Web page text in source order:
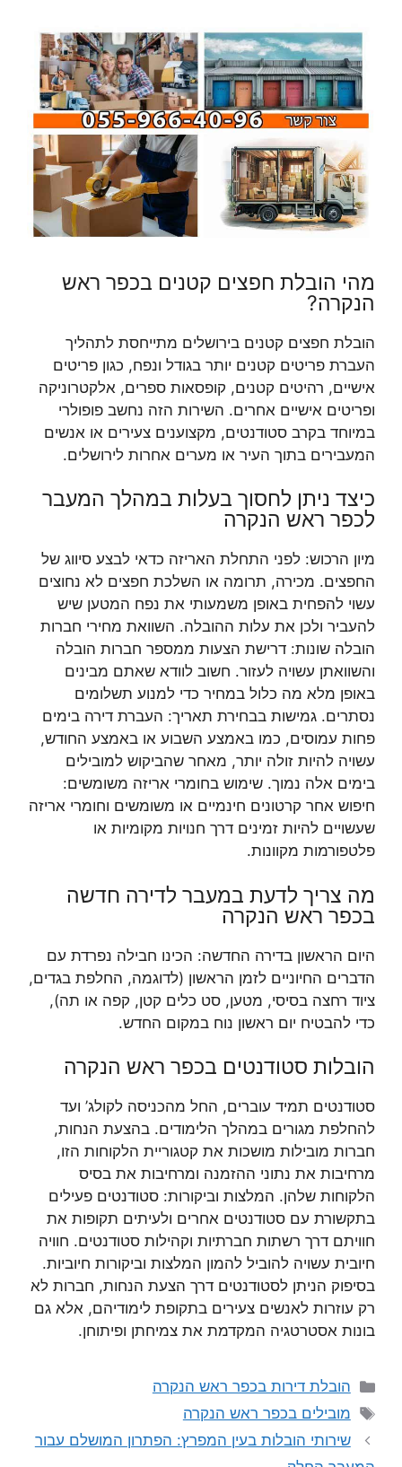
מהי הובלת חפצים קטנים בכפר ראש
הנקרה?
הובלת חפצים קטנים בירושלים מתייחסת לתהליך
העברת פריטים קטנים יותר בגודל ונפח, כגון פריטים
אישיים, רהיטים קטנים, קופסאות ספרים, אלקטרוניקה
ופריטים אישיים אחרים. השירות הזה נחשב פופולרי
במיוחד בקרב סטודנטים, מקצוענים צעירים או אנשים
המעבירים בתוך העיר או מערים אחרות לירושלים.
כיצד ניתן לחסוך בעלות במהלך המעבר
לכפר ראש הנקרה
מיון הרכוש: לפני התחלת האריזה כדאי לבצע סיווג של
החפצים. מכירה, תרומה או השלכת חפצים לא נחוצים
עשוי להפחית באופן משמעותי את נפח המטען שיש
להעביר ולכן את עלות ההובלה. השוואת מחירי חברות
הובלה שונות: דרישת הצעות ממספר חברות הובלה
והשוואתן עשויה לעזור. חשוב לוודא שאתם מבינים
באופן מלא מה כלול במחיר כדי למנוע תשלומים
נסתרים. גמישות בבחירת תאריך: העברת דירה בימים
פחות עמוסים, כמו באמצע השבוע או באמצע החודש,
עשויה להיות זולה יותר, מאחר שהביקוש למובילים
בימים אלה נמוך. שימוש בחומרי אריזה משומשים:
חיפוש אחר קרטונים חינמיים או משומשים וחומרי אריזה
שעשויים להיות זמינים דרך חנויות מקומיות או
פלטפורמות מקוונות.
מה צריך לדעת במעבר לדירה חדשה
בכפר ראש הנקרה
היום הראשון בדירה החדשה: הכינו חבילה נפרדת עם
הדברים החיוניים לזמן הראשון (לדוגמה, החלפת בגדים,
ציוד רחצה בסיסי, מטען, סט כלים קטן, קפה או תה),
כדי להבטיח יום ראשון נוח במקום החדש.
הובלות סטודנטים בכפר ראש הנקרה
סטודנטים תמיד עוברים, החל מהכניסה לקולג’ ועד
להחלפת מגורים במהלך הלימודים. בהצעת הנחות,
חברות מובילות מושכות את קטגוריית הלקוחות הזו,
מרחיבות את נתוני ההזמנה ומרחיבות את בסיס
הלקוחות שלהן. המלצות וביקורות: סטודנטים פעילים
בתקשורת עם סטודנטים אחרים ולעיתים תקופות את
חוויתם דרך רשתות חברתיות וקהילות סטודנטים. חוויה
חיובית עשויה להוביל להמון המלצות וביקורות חיוביות.
בסיפוק הניתן לסטודנטים דרך הצעת הנחות, חברות לא
רק עוזרות לאנשים צעירים בתקופת לימודיהם, אלא גם
בונות אסטרטגיה המקדמת את צמיחתן ופיתוחן.
קטגוריות
הובלת דירות בכפר ראש הנקרה
תגיות
מובילים בכפר ראש הנקרה
שירותי הובלות בעין המפרץ: הפתרון המושלם עבור